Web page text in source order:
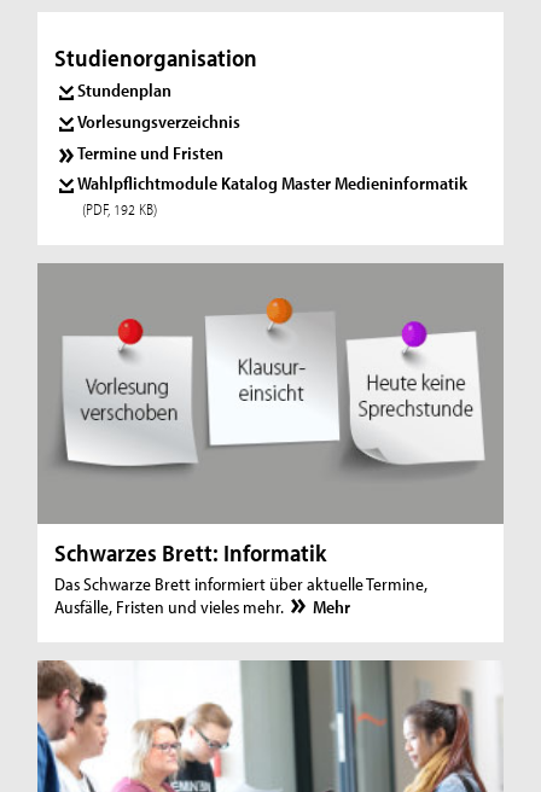
Studienorganisation
Stundenplan
Vorlesungsverzeichnis
Termine und Fristen
Wahlpflichtmodule Katalog Master Medieninformatik
(PDF, 192 KB)
Schwarzes Brett: Informatik
Das Schwarze Brett informiert über aktuelle Termine,
Ausfälle, Fristen und vieles mehr.
Mehr